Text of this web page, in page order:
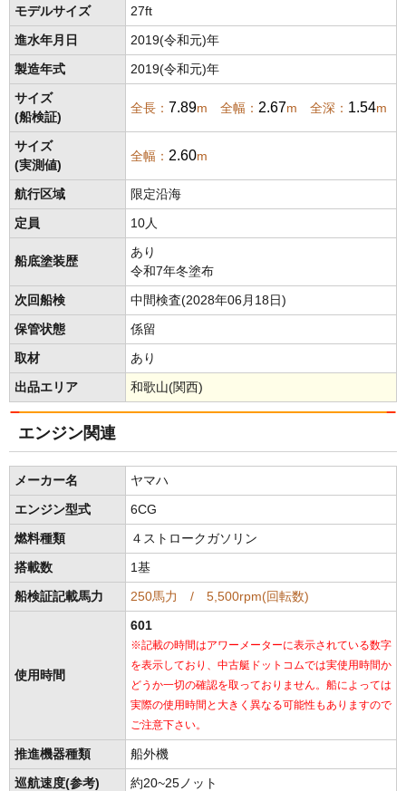
モデルサイズ 27ft
進水年月日 2019(令和元)年
製造年式 2019(令和元)年
サイズ
(船検証)
全長： 7.89m 全幅： 2.67m 全深： 1.54m
サイズ
(実測値)
全幅： 2.60m
航行区域 限定沿海
定員 10人
船底塗装歴
あり
令和7年冬塗布
次回船検 中間検査(2028年06月18日)
保管状態 係留
取材 あり
出品エリア 和歌山(関西)
エンジン関連
メーカー名 ヤマハ
エンジン型式 6CG
燃料種類 ４ストロークガソリン
搭載数 1基
船検証記載馬力 250馬力 / 5,500rpm(回転数)
使用時間
601
※記載の時間はアワーメーターに表示されている数字
を表示しており、中古艇ドットコムでは実使用時間か
どうか一切の確認を取っておりません。船によっては
実際の使用時間と大きく異なる可能性もありますので
ご注意下さい。
推進機器種類 船外機
巡航速度(参考) 約20~25ノット